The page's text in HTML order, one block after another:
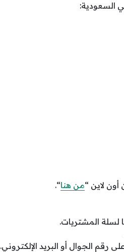
السعودية:
لاين “من هنا“.
لسلة المشتريات.
رقم الجوال أو البريد الإلكتروني.